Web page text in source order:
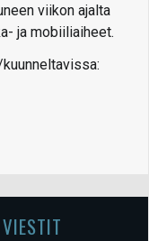
viikon ajalta
ja mobiiliaiheet.